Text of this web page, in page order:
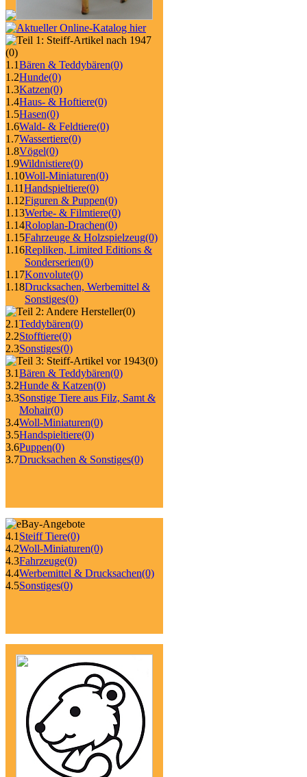
(0)
1.1Bären & Teddybären(0)
1.2Hunde(0)
1.3Katzen(0)
1.4Haus- & Hoftiere(0)
1.5Hasen(0)
1.6Wald- & Feldtiere(0)
1.7Wassertiere(0)
1.8Vögel(0)
1.9Wildnistiere(0)
1.10Woll-Miniaturen(0)
1.11Handspieltiere(0)
1.12Figuren & Puppen(0)
1.13Werbe- & Filmtiere(0)
1.14Roloplan-Drachen(0)
1.15Fahrzeuge & Holzspielzeug(0)
1.16Repliken, Limited Editions &
Sonderserien(0)
1.17Konvolute(0)
1.18Drucksachen, Werbemittel &
Sonstiges(0)
(0)
2.1Teddybären(0)
2.2Stofftiere(0)
2.3Sonstiges(0)
(0)
3.1Bären & Teddybären(0)
3.2Hunde & Katzen(0)
3.3Sonstige Tiere aus Filz, Samt &
Mohair(0)
3.4Woll-Miniaturen(0)
3.5Handspieltiere(0)
3.6Puppen(0)
3.7Drucksachen & Sonstiges(0)
4.1 Steiff Tiere(0)
4.2Woll-Miniaturen(0)
4.3Fahrzeuge(0)
4.4Werbemittel & Drucksachen(0)
4.5Sonstiges(0)